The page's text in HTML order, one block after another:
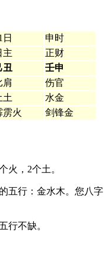
日
申时
主
正财
丑
壬申
肩
伤官
土
水金
雳火 剑锋金
火，2个土。
五行：金水木。您八字
行不缺。